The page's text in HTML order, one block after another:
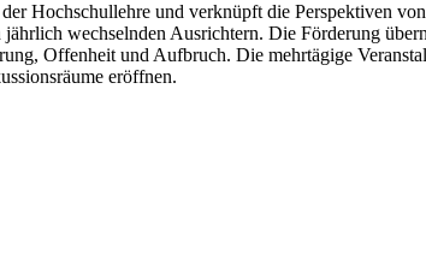
Hochschullehre und verknüpft die Perspektiven
wechselnden Ausrichtern. Die Förderung
Offenheit und Aufbruch. Die mehrtägige
eröffnen.